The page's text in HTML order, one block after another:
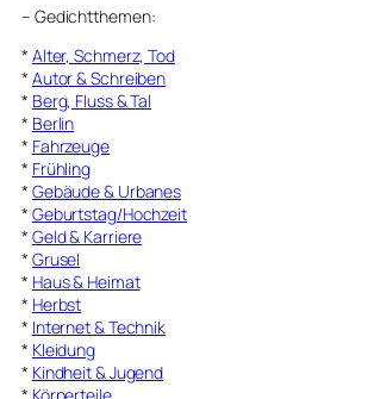
– Gedichtthemen:
* Alter, Schmerz, Tod
* Autor & Schreiben
* Berg, Fluss & Tal
* Berlin
* Fahrzeuge
* Frühling
* Gebäude & Urbanes
* Geburtstag/Hochzeit
* Geld & Karriere
* Grusel
* Haus & Heimat
* Herbst
* Internet & Technik
* Kleidung
* Kindheit & Jugend